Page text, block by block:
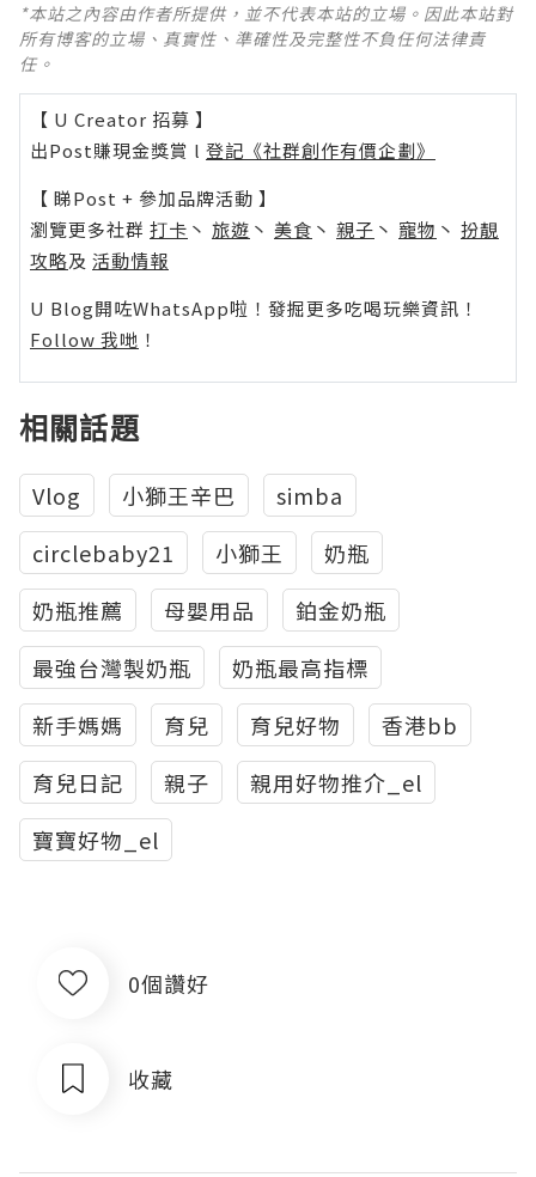
*本站之內容由作者所提供，並不代表本站的立場。因此本站對
所有博客的立場、真實性、準確性及完整性不負任何法律責
任。
【 U Creator 招募 】
出Post賺現金獎賞 l 登記《社群創作有價企劃》
【 睇Post + 參加品牌活動 】
瀏覽更多社群 打卡 丶 旅遊 丶 美食 丶 親子 丶 寵物 丶 扮靚
攻略及 活動情報
U Blog開咗WhatsApp啦！發掘更多吃喝玩樂資訊！
Follow 我哋 ！
相關話題
Vlog 小獅王辛巴
simba
circlebaby21
小獅王
奶瓶
奶瓶推薦
母嬰用品
鉑金奶瓶
最強台灣製奶瓶
奶瓶最高指標
新手媽媽
育兒 育兒好物
香港bb
育兒日記
親子
親用好物推介_el
寶寶好物_el
0個讚好
收藏